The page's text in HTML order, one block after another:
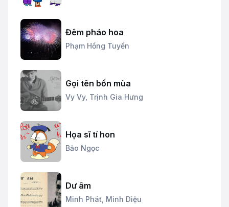
Đêm pháo hoa
Phạm Hồng Tuyến
Gọi tên bốn mùa
Vy Vy, Trịnh Gia Hưng
Họa sĩ tí hon
Bảo Ngọc
Dư âm
Minh Phát, Minh Diệu